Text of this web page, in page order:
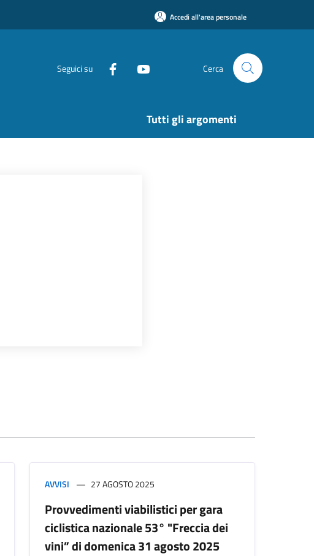
Accedi all'area personale
Seguici su Cerca
Tutti gli argomenti
AVVISI 27 AGOSTO 2025
Provvedimenti viabilistici per gara
ciclistica nazionale 53° "Freccia dei
vini” di domenica 31 agosto 2025